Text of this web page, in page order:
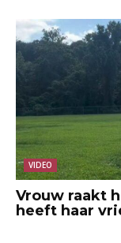
VIDEO
Vrouw raakt
heeft haar